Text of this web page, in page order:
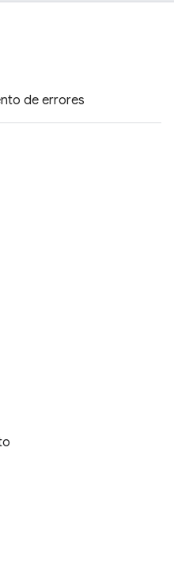
de errores